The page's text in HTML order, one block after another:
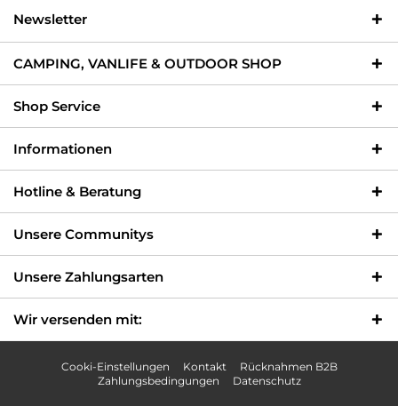
Newsletter
CAMPING, VANLIFE & OUTDOOR SHOP
Shop Service
Informationen
Hotline & Beratung
Unsere Communitys
Unsere Zahlungsarten
Wir versenden mit:
Cooki-Einstellungen Kontakt
Rücknahmen B2B
Zahlungsbedingungen
Datenschutz